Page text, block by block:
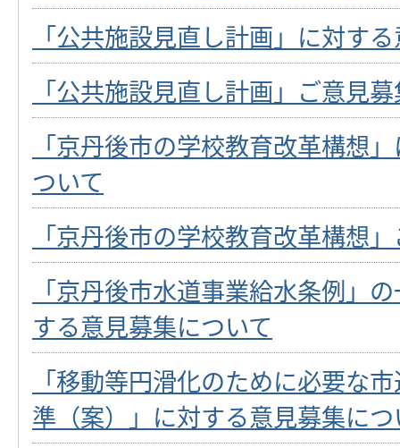
「公共施設見直し計画」に対す
「公共施設見直し計画」ご意見
「京丹後市の学校教育改革構想
ついて
「京丹後市の学校教育改革構想
「京丹後市水道事業給水条例」
する意見募集について
「移動等円滑化のために必要な
準（案）」に対する意見募集に